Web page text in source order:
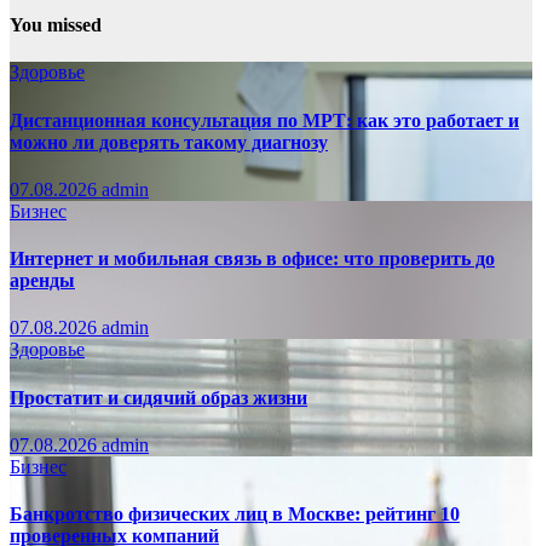
You missed
Здоровье
Дистанционная консультация по МРТ: как это работает и
можно ли доверять такому диагнозу
07.08.2026 admin
Бизнес
Интернет и мобильная связь в офисе: что проверить до
аренды
07.08.2026 admin
Здоровье
Простатит и сидячий образ жизни
07.08.2026admin
Бизнес
Банкротство физических лиц в Москве: рейтинг 10
проверенных компаний